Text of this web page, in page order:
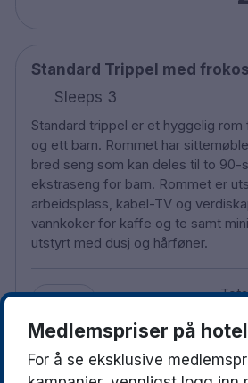
Standard Trippel med
Sleeps 3
Standard trippel er et hyggelig
og ett barn. Rommet har
bred seng som kan deles til to 90-
ekstraseng for barn. Rommet er
arbeidsplass, kabel-TV og
vannkoker for kaffe og te samt
utstyrt med dusj og hårføner.
0
Medlemspriser på
For å se eksklusive